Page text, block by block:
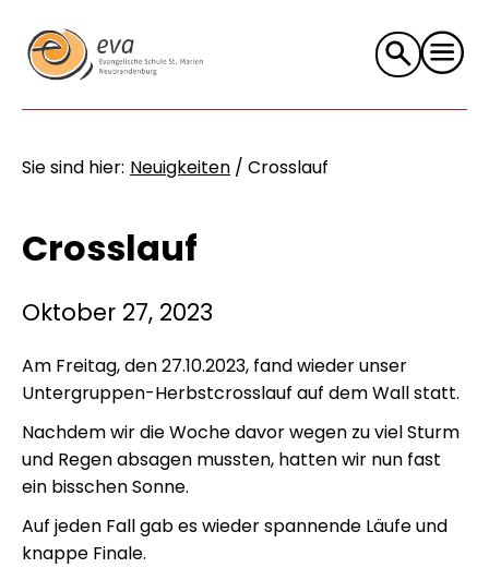
Suche
nach:
Sie sind hier: Neuigkeiten / Crosslauf
Crosslauf
Oktober 27, 2023
Am Freitag, den 27.10.2023, fand wieder unser
Untergruppen-Herbstcrosslauf auf dem Wall statt.
Nachdem wir die Woche davor wegen zu viel Sturm
und Regen absagen mussten, hatten wir nun fast
ein bisschen Sonne.
Auf jeden Fall gab es wieder spannende Läufe und
knappe Finale.